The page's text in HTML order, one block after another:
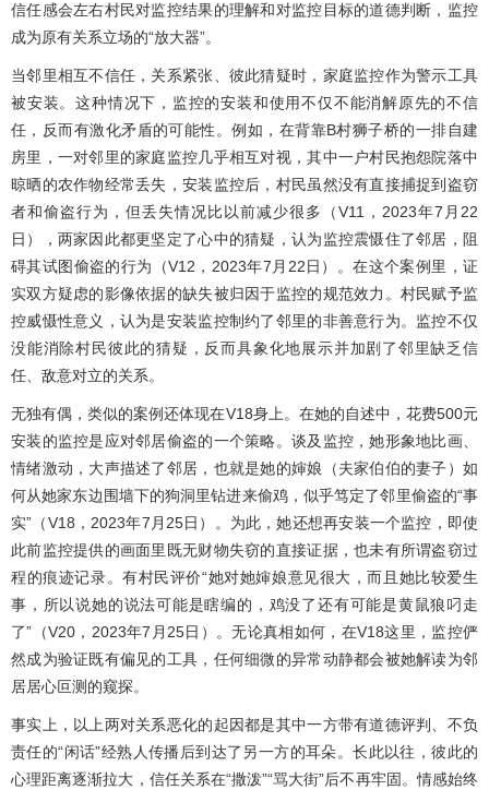
信任感会左右村民对监控结果的理解和对监控目标的道德判断，监控
成为原有关系立场的“放大器”。
当邻里相互不信任，关系紧张、彼此猜疑时，家庭监控作为警示工具
被安装。这种情况下，监控的安装和使用不仅不能消解原先的不信
任，反而有激化矛盾的可能性。例如，在背靠B村狮子桥的一排自建
房里，一对邻里的家庭监控几乎相互对视，其中一户村民抱怨院落中
晾晒的农作物经常丢失，安装监控后，村民虽然没有直接捕捉到盗窃
者和偷盗行为，但丢失情况比以前减少很多（V11，2023年7月22
日），两家因此都更坚定了心中的猜疑，认为监控震慑住了邻居，阻
碍其试图偷盗的行为（V12，2023年7月22日）。在这个案例里，证
实双方疑虑的影像依据的缺失被归因于监控的规范效力。村民赋予监
控威慑性意义，认为是安装监控制约了邻里的非善意行为。监控不仅
没能消除村民彼此的猜疑，反而具象化地展示并加剧了邻里缺乏信
任、敌意对立的关系。
无独有偶，类似的案例还体现在V18身上。在她的自述中，花费500元
安装的监控是应对邻居偷盗的一个策略。谈及监控，她形象地比画、
情绪激动，大声描述了邻居，也就是她的婶娘（夫家伯伯的妻子）如
何从她家东边围墙下的狗洞里钻进来偷鸡，似乎笃定了邻里偷盗的“事
实”（V18，2023年7月25日）。为此，她还想再安装一个监控，即使
此前监控提供的画面里既无财物失窃的直接证据，也未有所谓盗窃过
程的痕迹记录。有村民评价“她对她婶娘意见很大，而且她比较爱生
事，所以说她的说法可能是瞎编的，鸡没了还有可能是黄鼠狼叼走
了”（V20，2023年7月25日）。无论真相如何，在V18这里，监控俨
然成为验证既有偏见的工具，任何细微的异常动静都会被她解读为邻
居居心叵测的窥探。
事实上，以上两对关系恶化的起因都是其中一方带有道德评判、不负
责任的“闲话”经熟人传播后到达了另一方的耳朵。长此以往，彼此的
心理距离逐渐拉大，信任关系在“撒泼”“骂大街”后不再牢固。情感始终